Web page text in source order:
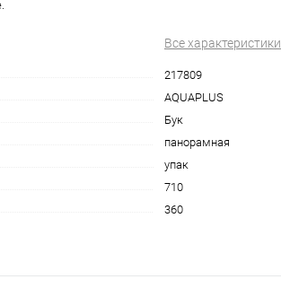
Все характеристики
217809
AQUAPLUS
Бук
панорамная
упак
710
360